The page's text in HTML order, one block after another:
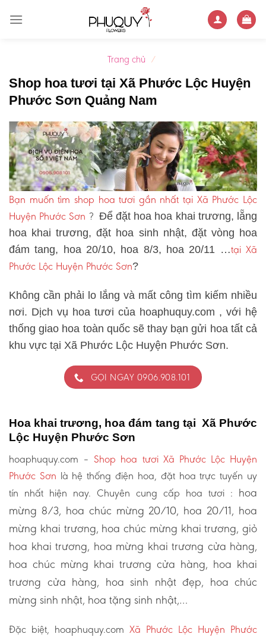
Trang chủ /
Shop hoa tươi tại Xã Phước Lộc Huyện
Phước Sơn Quảng Nam
Bạn muốn tìm shop hoa tươi gần nhất tại Xã Phước Lộc
Huyện Phước Sơn ?Để đặt hoa hoa khai trương, lẵng
hoa khai trương, đặt hoa sinh nhật, đặt vòng hoa
đám tang, hoa 20/10, hoa 8/3, hoa 20/11 …tại Xã
Phước Lộc Huyện Phước Sơn?
Không cần phải lo lắng và mất công tìm kiếm nhiều
nơi. Dịch vụ hoa tươi của hoaphuquy.com , với hệ
thống giao hoa toàn quốc sẽ thay bạn gửi hoa tất cả
khu vực tại Xã Phước Lộc Huyện Phước Sơn.
GỌI NGAY 0906.908.101
Hoa khai trương, hoa đám tang tại Xã Phước
Lộc Huyện Phước Sơn
hoaphuquy.com – Shop hoa tươi Xã Phước Lộc Huyện
Phước Sơn là hệ thống điện hoa, đặt hoa trực tuyến uy
tín nhất hiện nay. Chuyên cung cấp hoa tươi : hoa
mừng 8/3, hoa chúc mừng 20/10, hoa 20/11, hoa
mừng khai trương, hoa chúc mừng khai trương, giỏ
hoa khai trương, hoa mừng khai trương cửa hàng,
hoa chúc mừng khai trương cửa hàng, hoa khai
trương cửa hàng, hoa sinh nhật đẹp, hoa chúc
mừng sinh nhật, hoa tặng sinh nhật,…
Đặc biệt, hoaphuquy.com Xã Phước Lộc Huyện Phước